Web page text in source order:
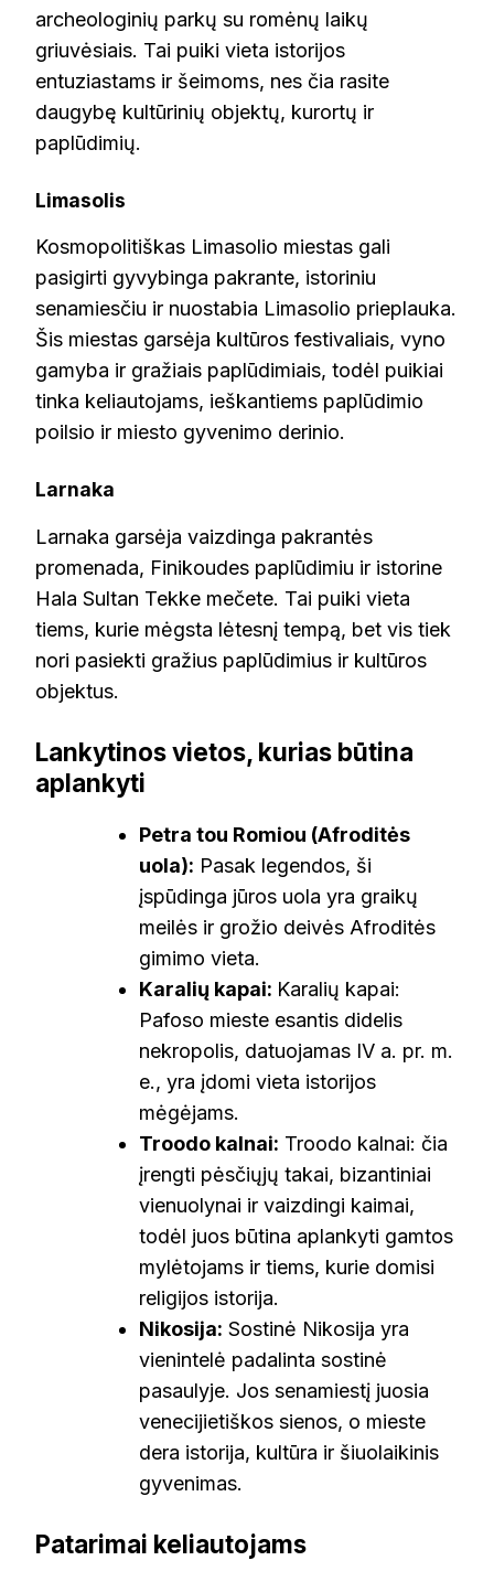
archeologinių parkų su romėnų laikų
griuvėsiais. Tai puiki vieta istorijos
entuziastams ir šeimoms, nes čia rasite
daugybę kultūrinių objektų, kurortų ir
paplūdimių.
Limasolis
Kosmopolitiškas Limasolio miestas gali
pasigirti gyvybinga pakrante, istoriniu
senamiesčiu ir nuostabia Limasolio prieplauka.
Šis miestas garsėja kultūros festivaliais, vyno
gamyba ir gražiais paplūdimiais, todėl puikiai
tinka keliautojams, ieškantiems paplūdimio
poilsio ir miesto gyvenimo derinio.
Larnaka
Larnaka garsėja vaizdinga pakrantės
promenada, Finikoudes paplūdimiu ir istorine
Hala Sultan Tekke mečete. Tai puiki vieta
tiems, kurie mėgsta lėtesnį tempą, bet vis tiek
nori pasiekti gražius paplūdimius ir kultūros
objektus.
Lankytinos vietos, kurias būtina
aplankyti
Petra tou Romiou (Afroditės
uola): Pasak legendos, ši
įspūdinga jūros uola yra graikų
meilės ir grožio deivės Afroditės
gimimo vieta.
Karalių kapai: Karalių kapai:
Pafoso mieste esantis didelis
nekropolis, datuojamas IV a. pr. m.
e., yra įdomi vieta istorijos
mėgėjams.
Troodo kalnai: Troodo kalnai: čia
įrengti pėsčiųjų takai, bizantiniai
vienuolynai ir vaizdingi kaimai,
todėl juos būtina aplankyti gamtos
mylėtojams ir tiems, kurie domisi
religijos istorija.
Nikosija: Sostinė Nikosija yra
vienintelė padalinta sostinė
pasaulyje. Jos senamiestį juosia
venecijietiškos sienos, o mieste
dera istorija, kultūra ir šiuolaikinis
gyvenimas.
Patarimai keliautojams